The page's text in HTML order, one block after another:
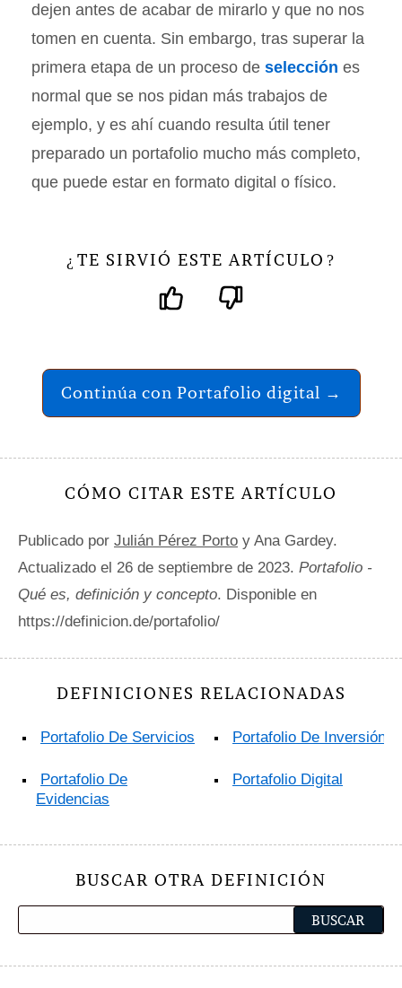
dejen antes de acabar de mirarlo y que no nos
tomen en cuenta. Sin embargo, tras superar la
primera etapa de un proceso deselección es
normal que se nos pidan más trabajos de
ejemplo, y es ahí cuando resulta útil tener
preparado un portafolio mucho más completo,
que puede estar en formato digital o físico.
¿ TE SIRVIÓ ESTE ARTÍCULO ?
Continúa con Portafolio digital →
CÓMO CITAR ESTE ARTÍCULO
Publicado por Julián Pérez Porto y Ana Gardey.
Actualizado el 26 de septiembre de 2023. Portafolio -
Qué es, definición y concepto. Disponible en
https://definicion.de/portafolio/
DEFINICIONES RELACIONADAS
Portafolio De Servicios
Portafolio De
Evidencias
Portafolio De Inversión
Portafolio Digital
BUSCAR OTRA DEFINICIÓN